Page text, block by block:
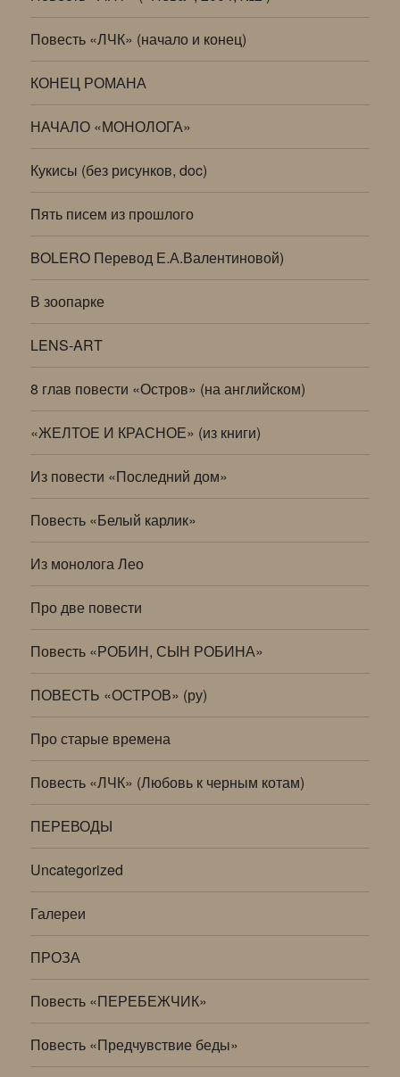
Повесть «ЛЧК» (начало и конец)
КОНЕЦ РОМАНА
НАЧАЛО «МОНОЛОГА»
Кукисы (без рисунков, doc)
Пять писем из прошлого
BOLERO Перевод Е.А.Валентиновой)
В зоопарке
LENS-ART
8 глав повести «Остров» (на английском)
«ЖЕЛТОЕ И КРАСНОЕ» (из книги)
Из повести «Последний дом»
Повесть «Белый карлик»
Из монолога Лео
Про две повести
Повесть «РОБИН, СЫН РОБИНА»
ПОВЕСТЬ «ОСТРОВ» (ру)
Про старые времена
Повесть «ЛЧК» (Любовь к черным котам)
ПЕРЕВОДЫ
Uncategorized
Галереи
ПРОЗА
Повесть «ПЕРЕБЕЖЧИК»
Повесть «Предчувствие беды»